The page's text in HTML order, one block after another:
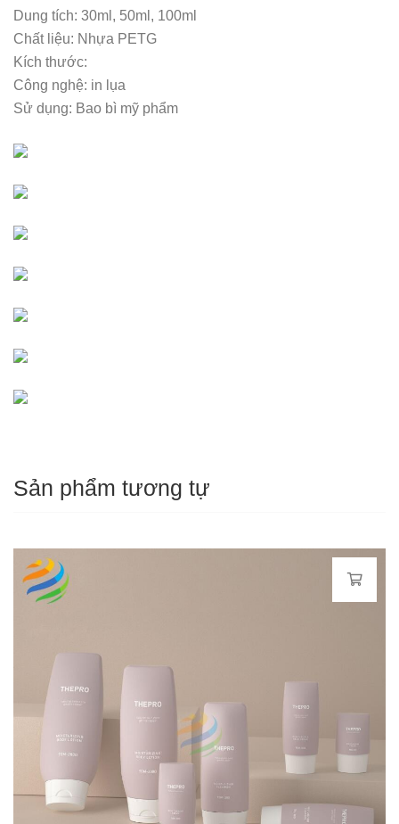
Dung tích: 30ml, 50ml, 100ml
Chất liệu: Nhựa PETG
Kích thước:
Công nghệ: in lụa
Sử dụng: Bao bì mỹ phẩm
Sản phẩm tương tự